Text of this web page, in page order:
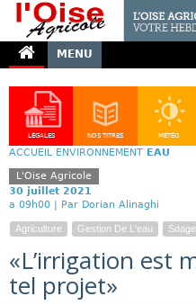
MENU
LÉGALES NOS TITRES MÉTÉO
ACCUEIL ENVIRONNEMENT EAU
L'Oise Agricole
30 juillet 2021
a 09h00 | Par Dorian Alinaghi
Agriculture Gestion De L'eau Sdage
«L’irrigation est
tel projet»